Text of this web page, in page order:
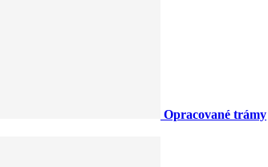
Opracované trámy